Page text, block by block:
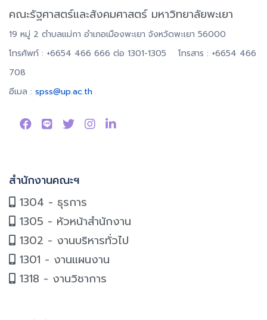
คณะรัฐศาสตร์และสังคมศาสตร์ มหาวิทยาลัยพะเยา
19 หมู่ 2 ตำบลแม่กา อำเภอเมืองพะเยา จังหวัดพะเยา 56000
โทรศัพท์ : +6654 466 666 ต่อ 1301-1305 โทรสาร : +6654 466
708
อีเมล : spss@up.ac.th
สำนักงานคณะฯ
1304 - ธุรการ
1305 - หัวหน้าสำนักงาน
1302 - งานบริหารทั่วไป
1301 - งานแผนงาน
1318 - งานวิชาการ